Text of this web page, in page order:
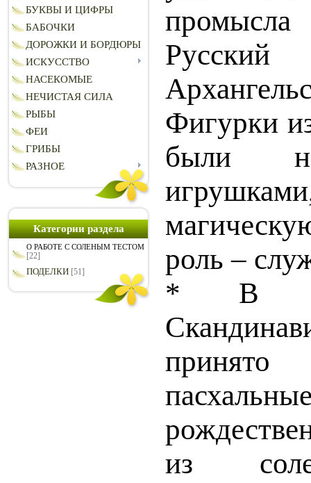
БУКВЫ И ЦИФРЫ
БАБОЧКИ
ДОРОЖКИ И БОРДЮРЫ
ИСКУССТВО
НАСЕКОМЫЕ
НЕЧИСТАЯ СИЛА
РЫБЫ
ФЕИ
ГРИБЫ
РАЗНОЕ
Категории раздела
О РАБОТЕ С СОЛЕНЫМ ТЕСТОМ
[22]
ПОДЕЛКИ [51]
Фигурки
были
роль –
* В
принято
из